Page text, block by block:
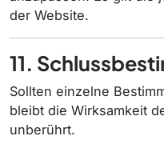
der Website.
11.
Sollten einzelne
bleibt die Wirksamkeit
unberührt.